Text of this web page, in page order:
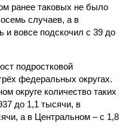
ранее таковых не было
случаев, а в
и вовсе подскочил с 39 до
подростковой
федеральных округах.
округе количество таких
до 1,1 тысячи, в
а в Центральном – с 1,8